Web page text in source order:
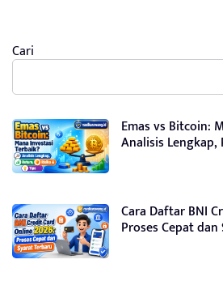
Cari
Emas vs Bitcoin:
Analisis Lengkap,
Cara Daftar BNI
Proses Cepat